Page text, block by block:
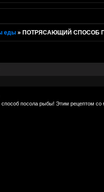
еды » ПОТРЯСАЮЩИЙ СПОСОБ
посола рыбы! Этим рецептом со